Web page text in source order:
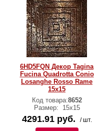
6HD5FQN Декор Tagina
Fucina Quadrotta Conio
Losanghe Rosso Rame
15x15
Код товара:8652
Размер:
15x15
4291.91 руб. / шт.